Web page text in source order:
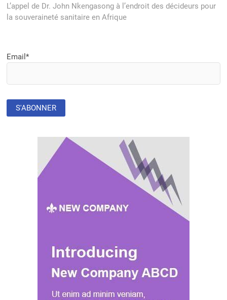
post:
L’appel de Dr. John Nkengasong à l’endroit des décideurs pour
la souveraineté sanitaire en Afrique
Email*